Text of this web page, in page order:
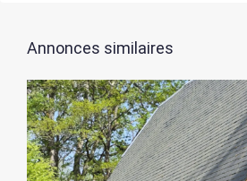
Annonces similaires